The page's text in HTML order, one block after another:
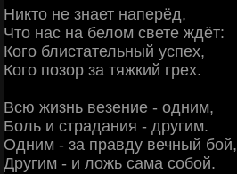
Никто не знает наперёд,
Что нас на белом свете ждёт:
Кого блистательный успех,
Кого позор за тяжкий грех.
Всю жизнь везение - одним,
Боль и страдания - другим.
Одним - за правду вечный бой,
Другим - и ложь сама собой.